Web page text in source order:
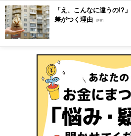
「え、こんなに違うの!?
差がつく理由 [PR]